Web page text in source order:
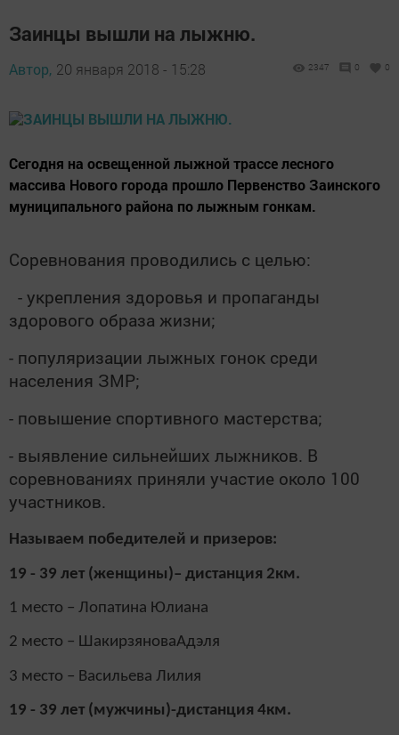
Заинцы вышли на лыжню.
Автор, 20 января 2018 - 15:28 2347 0 0
Сегодня на освещенной лыжной трассе лесного
массива Нового города прошло Первенство Заинского
муниципального района по лыжным гонкам.
Соревнования проводились с целью:
- укрепления здоровья и пропаганды
здорового образа жизни;
- популяризации лыжных гонок среди
населения ЗМР;
- повышение спортивного мастерства;
- выявление сильнейших лыжников. В
соревнованиях приняли участие около 100
участников.
Называем победителей и призеров:
19 - 39 лет (женщины)– дистанция 2км.
1 место – Лопатина Юлиана
2 место – ШакирзяноваАдэля
3 место – Васильева Лилия
19 - 39 лет (мужчины)-дистанция 4км.